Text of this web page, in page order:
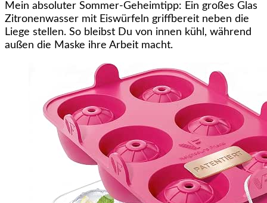
Mein absoluter Sommer-Geheimtipp: Ein großes Glas
Zitronenwasser mit Eiswürfeln griffbereit neben die
Liege stellen. So bleibst Du von innen kühl, während
außen die Maske ihre Arbeit macht.